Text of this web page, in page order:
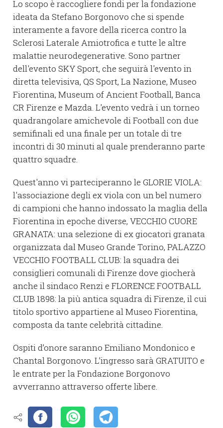
Lo scopo è raccogliere fondi per la fondazione
ideata da Stefano Borgonovo che si spende
interamente a favore della ricerca contro la
Sclerosi Laterale Amiotrofica e tutte le altre
malattie neurodegenerative. Sono partner
dell'evento SKY Sport, che seguirà l'evento in
diretta televisiva, QS Sport, La Nazione, Museo
Fiorentina, Museum of Ancient Football, Banca
CR Firenze e Mazda. L'evento vedrà i un torneo
quadrangolare amichevole di Football con due
semifinali ed una finale per un totale di tre
incontri di 30 minuti al quale prenderanno parte
quattro squadre.
Quest'anno vi parteciperanno le GLORIE VIOLA:
l'associazione degli ex viola con un bel numero
di campioni che hanno indossato la maglia della
Fiorentina in epoche diverse, VECCHIO CUORE
GRANATA: una selezione di ex giocatori granata
organizzata dal Museo Grande Torino, PALAZZO
VECCHIO FOOTBALL CLUB: la squadra dei
consiglieri comunali di Firenze dove giocherà
anche il sindaco Renzi e FLORENCE FOOTBALL
CLUB 1898: la più antica squadra di Firenze, il cui
titolo sportivo appartiene al Museo Fiorentina,
composta da tante celebrità cittadine.
Ospiti d’onore saranno Emiliano Mondonico e
Chantal Borgonovo. L’ingresso sarà GRATUITO e
le entrate per la Fondazione Borgonovo
avverranno attraverso offerte libere.